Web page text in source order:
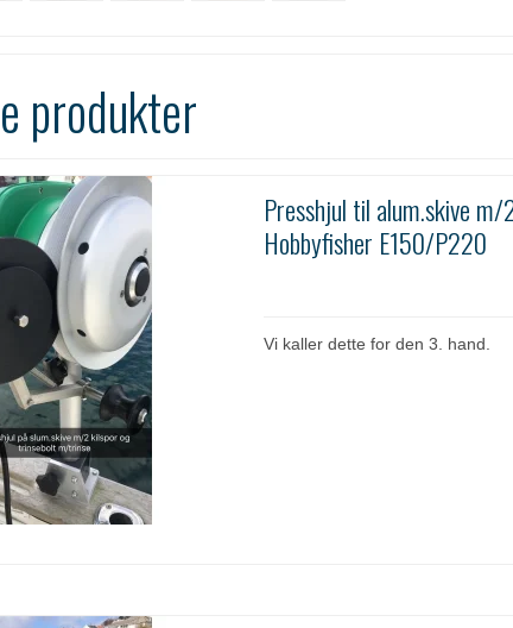
produkter
Presshjul til alum.skive
Hobbyfisher E150/P220
Vi kaller dette for den 3. hand.